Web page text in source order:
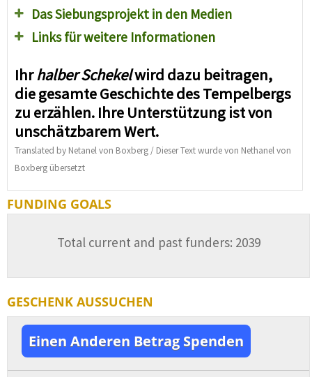
Das Siebungsprojekt in den Medien
Links für weitere Informationen
Ihrhalber Schekelwird dazu beitragen,
die gesamte Geschichte des Tempelbergs
zu erzählen. Ihre Unterstützung ist von
unschätzbarem Wert.
Translated by Netanel von Boxberg / Dieser Text wurde von Nethanel von
Boxberg übersetzt
FUNDING GOALS
Total current and past funders: 2039
GESCHENK AUSSUCHEN
Einen Anderen Betrag Spenden